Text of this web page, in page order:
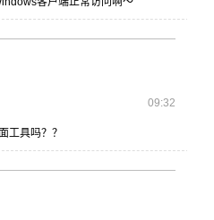
09:32
工具吗？？